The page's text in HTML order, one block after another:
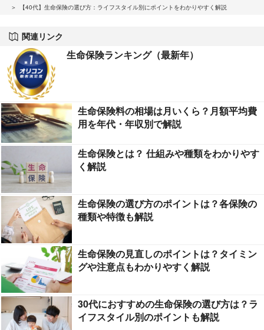
【40代】生命保険の選び方：ライフスタイル別にポイントをわかりやすく解説
関連リンク
生命保険ランキング（最新年）
生命保険料の相場は月いくら？月額平均費
用を年代・年収別で解説
生命保険とは？ 仕組みや種類をわかりやす
く解説
生命保険の選び方のポイントは？各保険の
種類や特徴も解説
生命保険の見直しのポイントは？タイミン
グや注意点もわかりやすく解説
30代におすすめの生命保険の選び方は？ラ
イフスタイル別のポイントも解説